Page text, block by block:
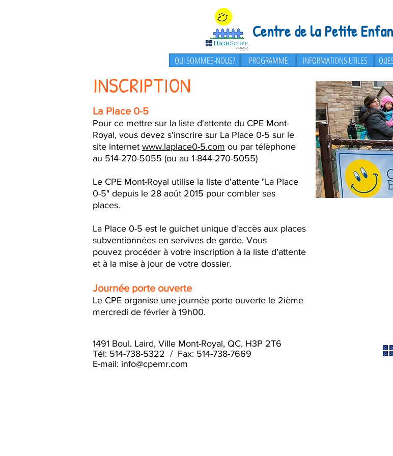
Centre de la Petite
ABOUT US PROGRAMME
QUI SOMMES-NOUS? PROGRAMME INFORMATIONS UTILES
INSCRIPTION
La Place 0-5
Pour ce mettre sur la liste d'attente du CPE Mont-
Royal, vous devez s'inscrire sur La Place 0-5 sur le
site internet www.laplace0-5.com ou par télèphone
au 514-270-5055 (ou au 1-844-270-5055)
Le CPE Mont-Royal utilise la liste d'attente "La Place
0-5" depuis le 28 août 2015 pour combler ses
places.
La Place 0-5 est le guichet unique d'accès aux places
subventionnées en servives de garde. Vous
pouvez procéder à votre inscription à la liste d’attente
et à la mise à jour de votre dossier.
Journée porte ouverte
Le CPE organise une journée porte ouverte le 2ième
mercredi de février à 19h00.
1491 Boul. Laird, Ville Mont-Royal, QC, H3P 2T6
Tél: 514-738-5322 / Fax: 514-738-7669
E-mail: info@cpemr.com